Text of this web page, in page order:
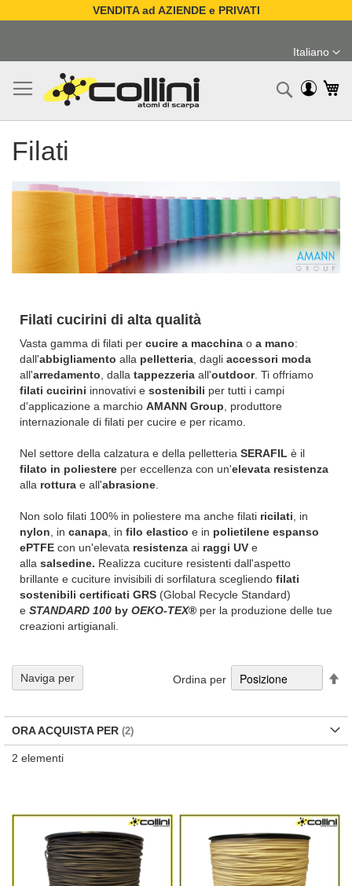
VENDITA ad AZIENDE e PRIVATI
contenuto
Lingua
Italiano
Filati
Filati cucirini di alta qualità
Vasta gamma di filati per cucire a macchina o a mano:
dall'abbigliamento alla pelletteria , dagli accessori moda
all'arredamento , dalla tappezzeria all'outdoor. Ti offriamo
filati cucirini innovativi e sostenibili per tutti i campi
d'applicazione a marchio AMANN Group , produttore
internazionale di filati per cucire e per ricamo.
Nel settore della calzatura e della pelletteria SERAFIL è il
filato in poliestere per eccellenza con un'elevata resistenza
alla rottura e all'abrasione
Non solo filati 100% in poliestere ma anche filati ricilati , in
nylon , in canapa , in filo elastico e in polietilene espanso
ePTFE con un'elevata resistenza ai raggi UV e
alla salsedine. Realizza cuciture resistenti dall'aspetto
brillante e cuciture invisibili di sorfilatura scegliendo filati
sostenibili certificati GRS (Global Recycle Standard)
e STANDARD 100 by OEKO-TEX® per la produzione delle tue
creazioni artigianali.
2 elementi
Ordina per
Naviga per
ORA ACQUISTA PER